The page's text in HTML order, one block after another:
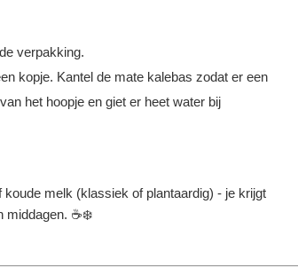
verpakking.
kopje. Kantel de mate kalebas zodat er een
het hoopje en giet er heet water bij
melk (klassiek of plantaardig) - je krijgt
middagen. ☕❄️